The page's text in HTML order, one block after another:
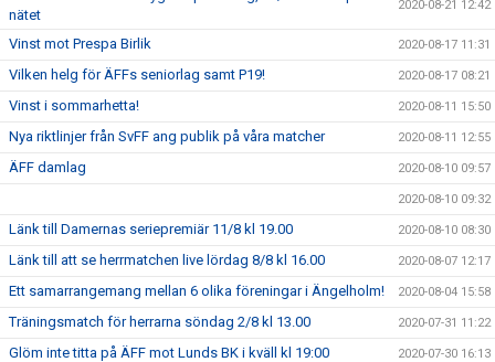
nätet
2020-08-21 12:42
Vinst mot Prespa Birlik 2020-08-17 11:31
Vilken helg för ÄFFs seniorlag samt P19! 2020-08-17 08:21
Vinst i sommarhetta! 2020-08-11 15:50
Nya riktlinjer från SvFF ang publik på våra matcher 2020-08-11 12:55
ÄFF damlag 2020-08-10 09:57
2020-08-10 09:32
Länk till Damernas seriepremiär 11/8 kl 19.00 2020-08-10 08:30
Länk till att se herrmatchen live lördag 8/8 kl 16.00 2020-08-07 12:17
Ett samarrangemang mellan 6 olika föreningar i Ängelholm! 2020-08-04 15:58
Träningsmatch för herrarna söndag 2/8 kl 13.00 2020-07-31 11:22
Glöm inte titta på ÄFF mot Lunds BK i kväll kl 19:00 2020-07-30 16:13